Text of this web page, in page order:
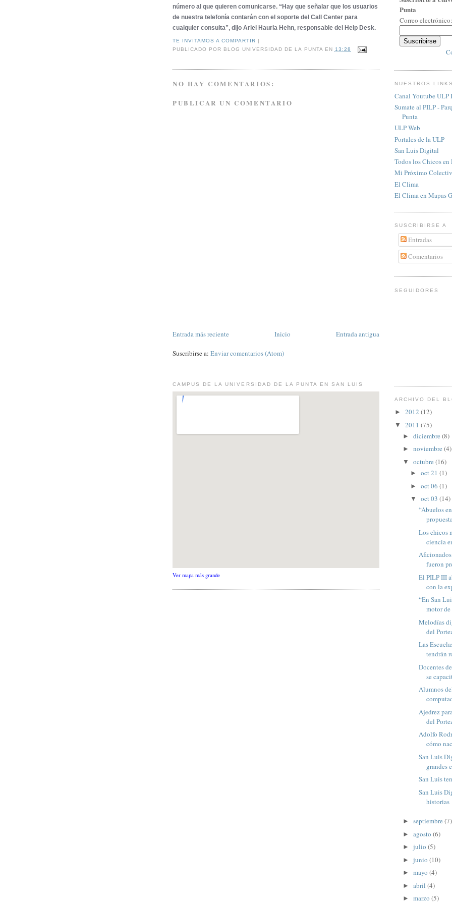
número al que quieren comunicarse. “Hay que señalar que los usuarios
de nuestra telefonía contarán con el soporte del Call Center para
cualquier consulta”, dijo Ariel Hauria Hehn, responsable del Help Desk.
TE INVITAMOS A COMPARTIR
PUBLICADO POR
BLOG UNIVERSIDAD DE LA PUNTA EN 13:28
NO HAY COMENTARIOS:
PUBLICAR UN COMENTARIO
Entrada más reciente Entrada antigua
Inicio
Suscribirse a: Enviar comentarios (Atom)
CAMPUS DE LA UNIVERSIDAD DE LA PUNTA EN SAN LUIS
Ver mapa más grande
Punta
Correo electrónico:
NUESTROS
Canal Youtube
Sumate al PILP -
Punta
ULP Web
Portales de la ULP
San Luis Digital
Todos los Chicos en
Mi Próximo
El Clima
El Clima en Mapas
SUSCRIBIRSE A
Entradas
Comentarios
SEGUIDORES
ARCHIVO DEL
► 2012 (12)
▼ 2011 (75)
► diciembre (8)
► noviembre (4)
▼ octubre (16)
►oct 21(1)
►oct 06(1)
▼oct 03(14)
“Abuelos
Los chicos
ciencia
fueron
El PILP III
con la
“En San
motor
Melodías
del
Las
tendrán
Docentes
se
Alumnos
Ajedrez
del
Adolfo
cómo
San Luis
grandes
San Luis
San Luis
historias
► septiembre (7)
► agosto (6)
► julio (5)
► junio (10)
► mayo (4)
► abril (4)
► marzo (5)